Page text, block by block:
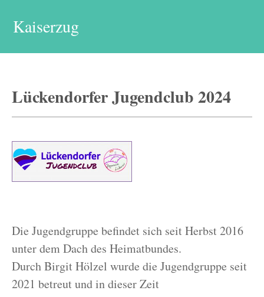
Kaiserzug
Lückendorfer Jugendclub 2024
Die Jugendgruppe befindet sich seit Herbst 2016
unter dem Dach des Heimatbundes.
Durch Birgit Hölzel wurde die Jugendgruppe seit
2021 betreut und in dieser Zeit